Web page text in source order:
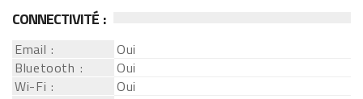
CONNECTIVITÉ :
Email :
Oui
Bluetooth :
Oui
Wi-Fi :
Oui